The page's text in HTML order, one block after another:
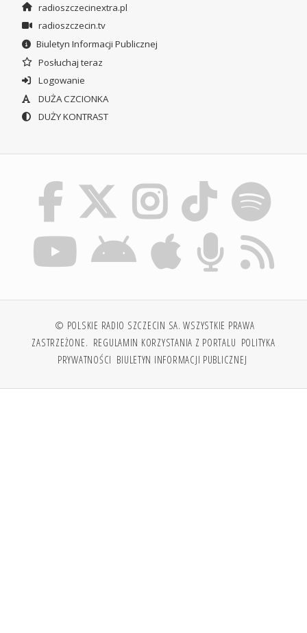
radioszczecinextra.pl
radioszczecin.tv
Biuletyn Informacji Publicznej
Posłuchaj teraz
Logowanie
DUŻA CZCIONKA
DUŻY KONTRAST
© POLSKIE RADIO SZCZECIN SA. WSZYSTKIE PRAWA
ZASTRZEŻONE. REGULAMIN KORZYSTANIA Z PORTALU POLITYKA
PRYWATNOŚCI BIULETYN INFORMACJI PUBLICZNEJ